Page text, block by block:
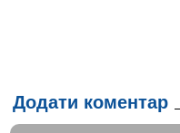
Додати коментар